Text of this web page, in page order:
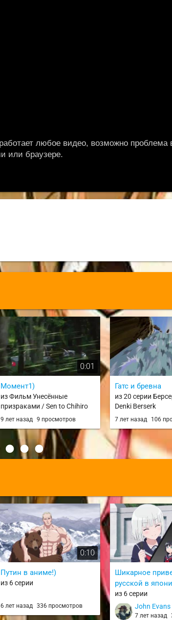
0:01
Момент1)
из Фильм Унесённые
призраками / Sen to Chihiro
no Kamikakushi / SA
9 лет назад 9 просмотров
Гатс и бревна
из 20 серии
Denki Berserk
7 лет назад 106
0:10
Путин в аниме!)
из 6 серии
6 лет назад 336 просмотров
Шикарное
русской в
из 6 серии
John Evans
7 лет назад